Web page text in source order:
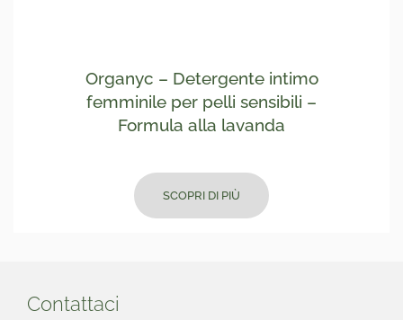
Organyc – Detergente intimo
femminile per pelli sensibili –
Formula alla lavanda
SCOPRI DI PIÙ
Contattaci